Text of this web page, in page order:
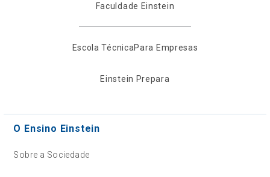
Faculdade Einstein
Escola TécnicaPara Empresas
Einstein Prepara
O Ensino Einstein
Sobre a Sociedade